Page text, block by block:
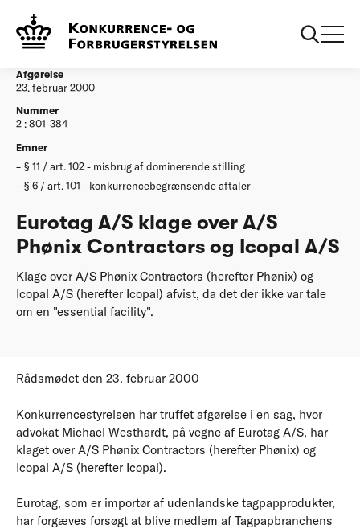
Afgørelser
Icopal AS
Afgørelse
23. februar 2000
Nummer
2 : 801-384
Emner
§ 11 / art. 102 - misbrug af dominerende stilling
§ 6 / art. 101 - konkurrencebegrænsende aftaler
Eurotag A/S klage over A/S
Phønix Contractors og Icopal A/S
Klage over A/S Phønix Contractors (herefter Phønix) og
Icopal A/S (herefter Icopal) afvist, da det der ikke var tale
om en "essential facility".
Rådsmødet den 23. februar 2000
Konkurrencestyrelsen har truffet afgørelse i en sag, hvor
advokat Michael Westhardt, på vegne af Eurotag A/S, har
klaget over A/S Phønix Contractors (herefter Phønix) og
Icopal A/S (herefter Icopal).
Eurotag, som er importør af udenlandske tagpapprodukter,
har forgæves forsøgt at blive medlem af Tagpapbranchens